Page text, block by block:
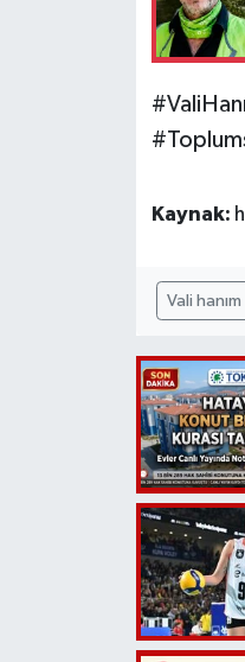
Kaynak:
Vali hanım